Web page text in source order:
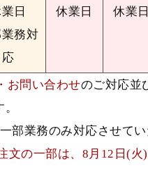
日
務対
応
休業日 休業日
お問い合わせのご対応並
部業務のみ対応させて
文の一部は、8月12日(火